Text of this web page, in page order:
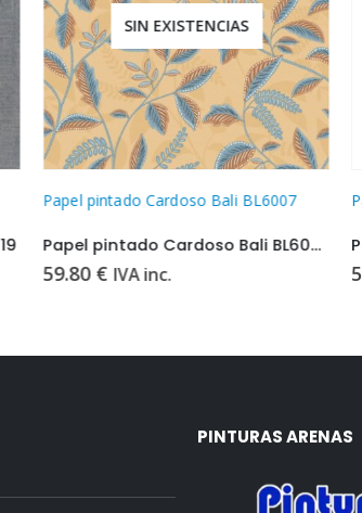
SIN EXISTENCIAS
Papel pintado Cardoso Bali BL6007
Papel pintado Cardoso Bali BL6007
59.80€ IVA inc.
Papel
Papel
59.80
PINTURAS ARENAS